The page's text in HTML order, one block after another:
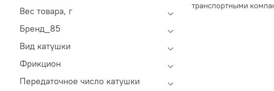
транспортными
Вес товара, г
Бренд_85
Вид катушки
Фрикцион
Передаточное число катушки